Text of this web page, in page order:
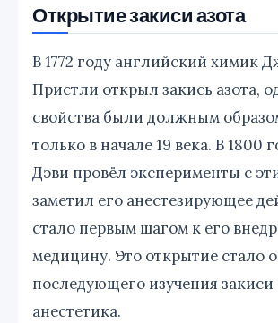
Открытие закиси азота
В 1772 году английский химик
Пристли открыл закись азота,
свойства были должным
только в начале 19 века. В 1800
Дэви провёл эксперименты с
заметил его анестезирующее
стало первым шагом к его
медицину. Это открытие стало
последующего изучения закиси
анестетика.